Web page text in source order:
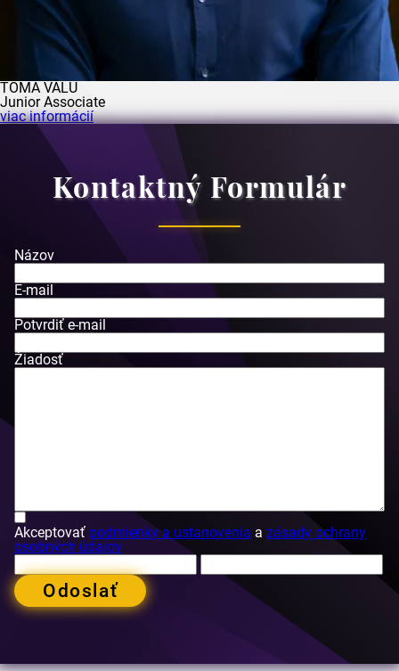
TOMA VĂLU
Junior Associate
viac informácií
Kontaktný Formulár
Názov
E-mail
Potvrdiť e-mail
Žiadosť
Akceptovať podmienky a ustanovenia a zásady ochrany
osobných údajov
Odoslať